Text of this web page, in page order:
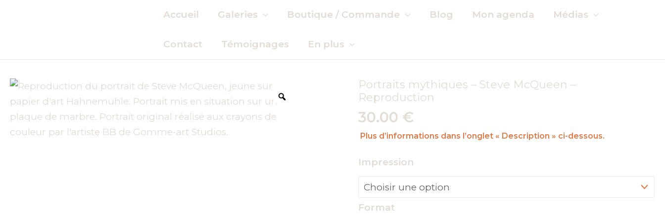
Accueil Galeries Boutique / Commande Blog Mon agenda Médias
Contact Témoignages En plus
Portraits mythiques – Steve McQueen –
Reproduction
30.00 €
Plus d’informations dans l’onglet « Description » ci-dessous.
Impression
Format